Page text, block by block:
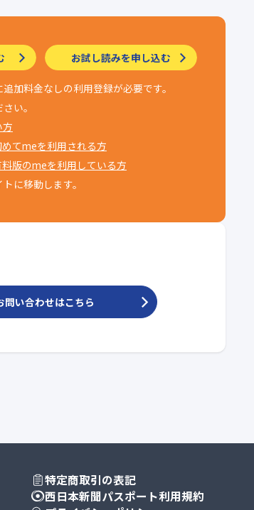
お試し読みを申し込む
加料金なしの利用登録が必要です。
い。
てmeを利用される方
版のmeを利用している方
に移動します。
問い合わせはこちら
特定商取引の表記
西日本新聞パスポート利用規約